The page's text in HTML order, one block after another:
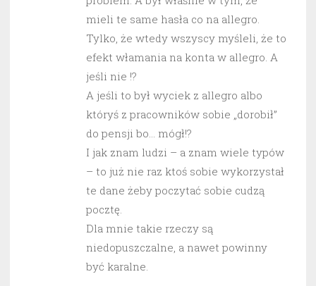
mieli te same hasła co na allegro.
Tylko, że wtedy wszyscy myśleli, że to
efekt włamania na konta w allegro. A
jeśli nie !?
A jeśli to był wyciek z allegro albo
któryś z pracowników sobie „dorobił”
do pensji bo… mógł!?
I jak znam ludzi – a znam wiele typów
– to już nie raz ktoś sobie wykorzystał
te dane żeby poczytać sobie cudzą
pocztę.
Dla mnie takie rzeczy są
niedopuszczalne, a nawet powinny
być karalne.